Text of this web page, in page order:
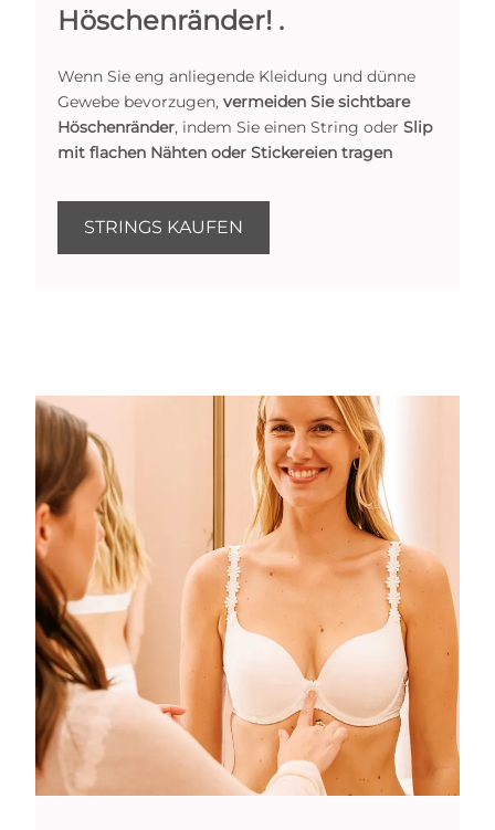
Höschenränder! .
Wenn Sie eng anliegende Kleidung und dünne
Gewebe bevorzugen, vermeiden Sie sichtbare
Höschenränder, indem Sie einen String oder Slip
mit flachen Nähten oder Stickereien tragen
STRINGS KAUFEN